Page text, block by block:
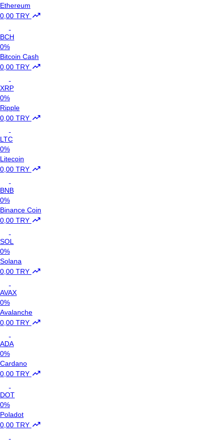
Ethereum
0,00 TRY
BCH
0%
Bitcoin Cash
0,00 TRY
XRP
0%
Ripple
0,00 TRY
LTC
0%
Litecoin
0,00 TRY
BNB
0%
Binance Coin
0,00 TRY
SOL
0%
Solana
0,00 TRY
AVAX
0%
Avalanche
0,00 TRY
ADA
0%
Cardano
0,00 TRY
DOT
0%
Poladot
0,00 TRY